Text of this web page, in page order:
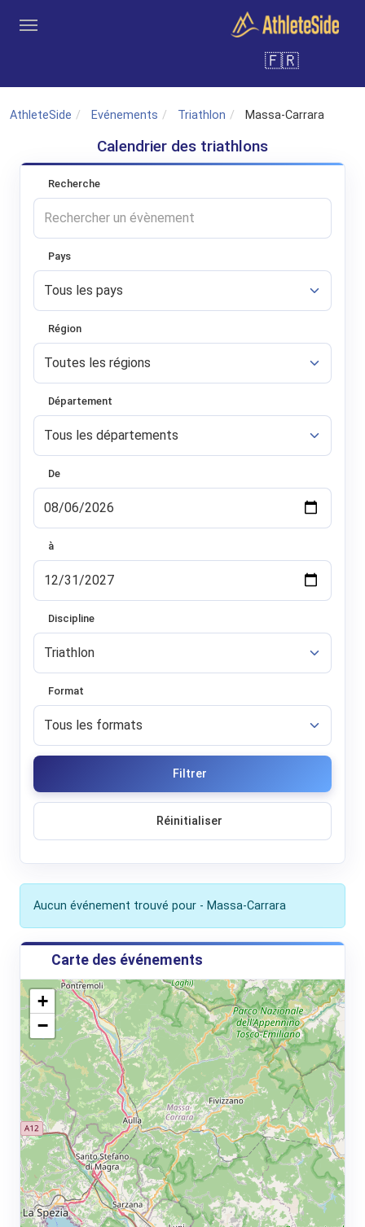
Inscription
🇫🇷
AthleteSide Evénements Triathlon Massa-Carrara
Calendrier des triathlons
Recherche
Pays
Région
Département
De
à
Discipline
Format
Filtrer
Réinitialiser
Aucun événement trouvé pour - Massa-Carrara
Carte des événements
+
−